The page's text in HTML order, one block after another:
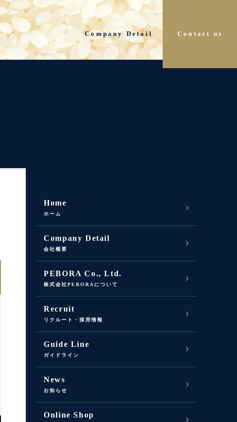
Contact us
Company Detail
Home
ホーム
Company Detail
会社概要
PEBORA Co., Ltd.
株式会社PEBORAについて
Recruit
リクルート・採用情報
Guide Line
ガイドライン
News
お知らせ
Online Shop